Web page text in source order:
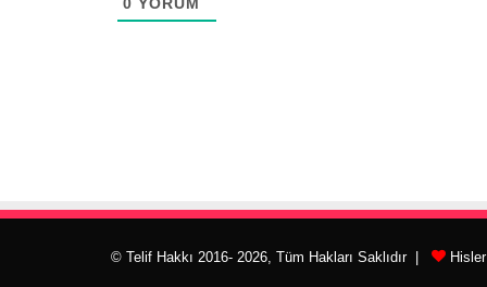
© Telif Hakkı 2016- 2026, Tüm Hakları Saklıdır |